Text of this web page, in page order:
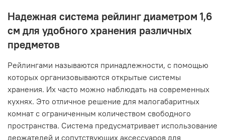
Надежная система рейлинг диаметром 1,6
см для удобного хранения различных
предметов
Рейлингами называются принадлежности, с помощью
которых организовываются открытые системы
хранения. Их часто можно наблюдать на современных
кухнях. Это отличное решение для малогабаритных
комнат с ограниченным количеством свободного
пространства. Система предусматривает использование
держателей и сопутствующих аксессуаров для